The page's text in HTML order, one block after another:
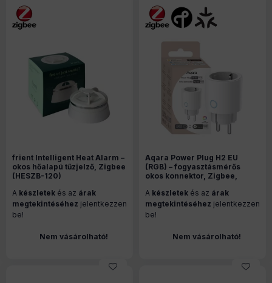
frient Intelligent Heat Alarm –
okos hőalapú tűzjelző, Zigbee
(HESZB-120)
A készletek és az árak
megtekintéséhez jelentkezzen
be!
Nem vásárolható!
Aqara Power Plug H2 EU
(RGB) – fogyasztásmérős
okos konnektor, Zigbee,
fehér (SP-P05D)
A készletek és az árak
megtekintéséhez jelentkezzen
be!
Nem vásárolható!